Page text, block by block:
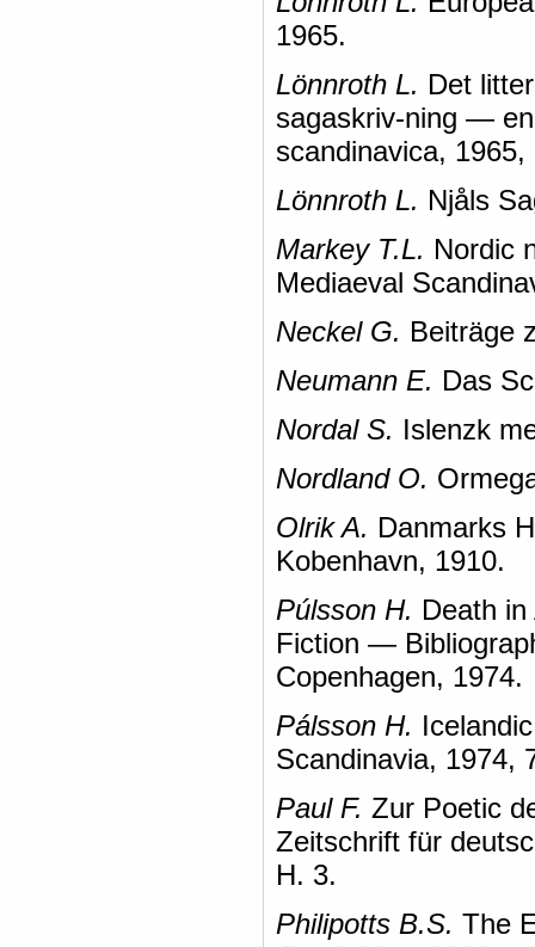
1965.
Lönnroth L. Det
sagaskriv-ning —
scandinavica,
Lönnroth L. Njåls
Markey T.L. Nordic
Mediaeval
Neckel G. Beiträge
Neumann E. Das
Nordal S. Islenzk
Nordland О.
Olrik A. Danmarks
Kobenhavn, 1910.
Púlsson H. Death
Fiction —
Copenhagen, 1974.
Pálsson H.
Scandinavia, 1974,
Paul F. Zur Poetic
Zeitschrift für
H. 3.
Philipotts B.S. The